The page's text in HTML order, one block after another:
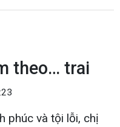
theo… trai
phúc và tội lỗi, chị